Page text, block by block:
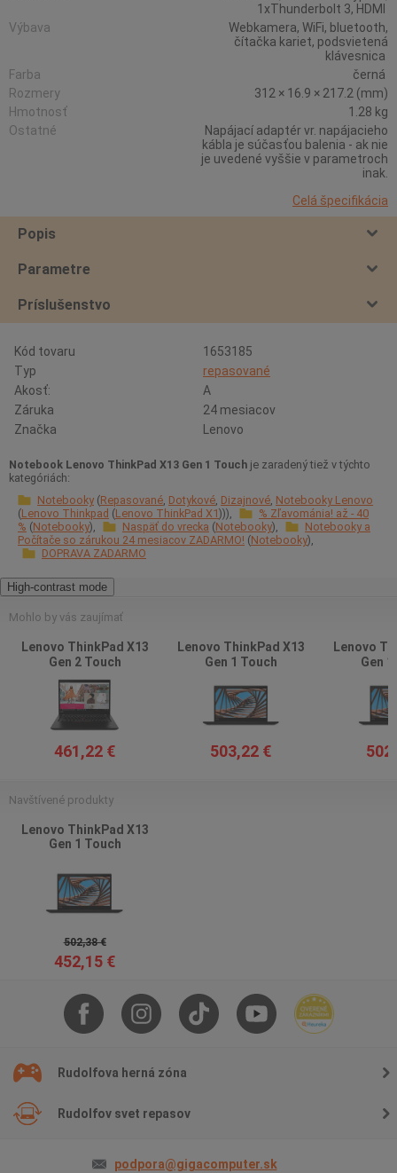
1xThunderbolt 3, HDMI
Výbava
Webkamera, WiFi, bluetooth,
čítačka kariet, podsvietená
klávesnica
Farba
černá
Rozmery
312 × 16.9 × 217.2 (mm)
Hmotnosť
1.28 kg
Ostatné
Napájací adaptér vr. napájacieho
kábla je súčasťou balenia - ak nie
je uvedené vyššie v parametroch
inak.
Celá špecifikácia
Popis
Parametre
Príslušenstvo
Kód tovaru
1653185
Typ
repasované
Akosť:
A
Záruka
24 mesiacov
Značka
Lenovo
Notebook Lenovo ThinkPad X13 Gen 1 Touch je zaradený tiež v týchto
kategóriách:
Notebooky Repasované Dotykové Dizajnové Notebooky Lenovo
Lenovo Thinkpad
Lenovo ThinkPad X1
% Zľavománia! až - 40
% Notebooky Naspäť do vrecka Notebooky
Notebooky a
Počítače so zárukou 24 mesiacov ZADARMO! Notebooky
DOPRAVA ZADARMO
High-contrast mode
Mohlo by vás zaujímať
Lenovo ThinkPad X13
Gen 2 Touch
461,22 €
Lenovo ThinkPad X13
Gen 1 Touch
503,22 €
Lenovo
Gen
Navštívené produkty
Lenovo ThinkPad X13
Gen 1 Touch
502,38 €
452,15 €
Rudolfova herná zóna
Rudolfov svet repasov
podpora@gigacomputer.sk